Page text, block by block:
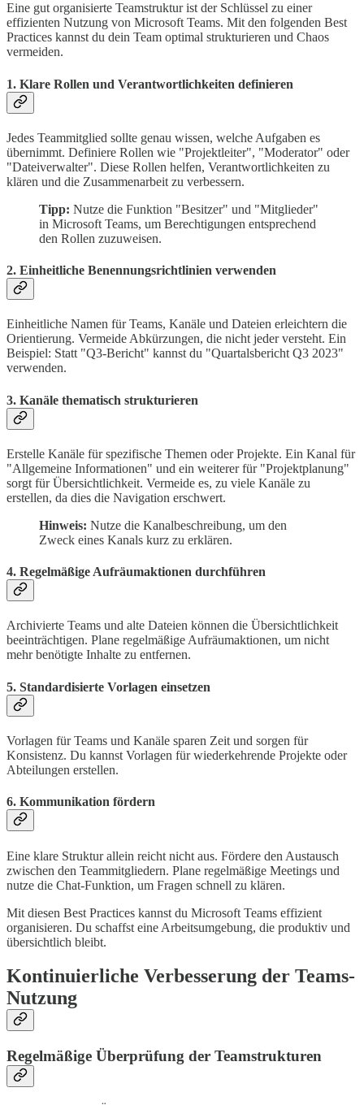
Eine gut organisierte Teamstruktur ist der Schlüssel zu einer
effizienten Nutzung von Microsoft Teams. Mit den folgenden Best
Practices kannst du dein Team optimal strukturieren und Chaos
vermeiden.
1. Klare Rollen und Verantwortlichkeiten definieren
Jedes Teammitglied sollte genau wissen, welche Aufgaben es
übernimmt. Definiere Rollen wie "Projektleiter", "Moderator" oder
"Dateiverwalter". Diese Rollen helfen, Verantwortlichkeiten zu
klären und die Zusammenarbeit zu verbessern.
Tipp: Nutze die Funktion "Besitzer" und "Mitglieder"
in Microsoft Teams, um Berechtigungen entsprechend
den Rollen zuzuweisen.
2. Einheitliche Benennungsrichtlinien verwenden
Einheitliche Namen für Teams, Kanäle und Dateien erleichtern die
Orientierung. Vermeide Abkürzungen, die nicht jeder versteht. Ein
Beispiel: Statt "Q3-Bericht" kannst du "Quartalsbericht Q3 2023"
verwenden.
3. Kanäle thematisch strukturieren
Erstelle Kanäle für spezifische Themen oder Projekte. Ein Kanal für
"Allgemeine Informationen" und ein weiterer für "Projektplanung"
sorgt für Übersichtlichkeit. Vermeide es, zu viele Kanäle zu
erstellen, da dies die Navigation erschwert.
Hinweis: Nutze die Kanalbeschreibung, um den
Zweck eines Kanals kurz zu erklären.
4. Regelmäßige Aufräumaktionen durchführen
Archivierte Teams und alte Dateien können die Übersichtlichkeit
beeinträchtigen. Plane regelmäßige Aufräumaktionen, um nicht
mehr benötigte Inhalte zu entfernen.
5. Standardisierte Vorlagen einsetzen
Vorlagen für Teams und Kanäle sparen Zeit und sorgen für
Konsistenz. Du kannst Vorlagen für wiederkehrende Projekte oder
Abteilungen erstellen.
6. Kommunikation fördern
Eine klare Struktur allein reicht nicht aus. Fördere den Austausch
zwischen den Teammitgliedern. Plane regelmäßige Meetings und
nutze die Chat-Funktion, um Fragen schnell zu klären.
Mit diesen Best Practices kannst du Microsoft Teams effizient
organisieren. Du schaffst eine Arbeitsumgebung, die produktiv und
übersichtlich bleibt.
Kontinuierliche Verbesserung der Teams-
Nutzung
Regelmäßige Überprüfung der Teamstrukturen